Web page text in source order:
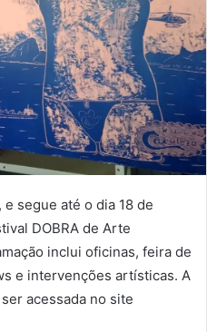
segue até o dia 18 de
DOBRA de Arte
inclui oficinas, feira de
e intervenções artísticas. A
acessada no site